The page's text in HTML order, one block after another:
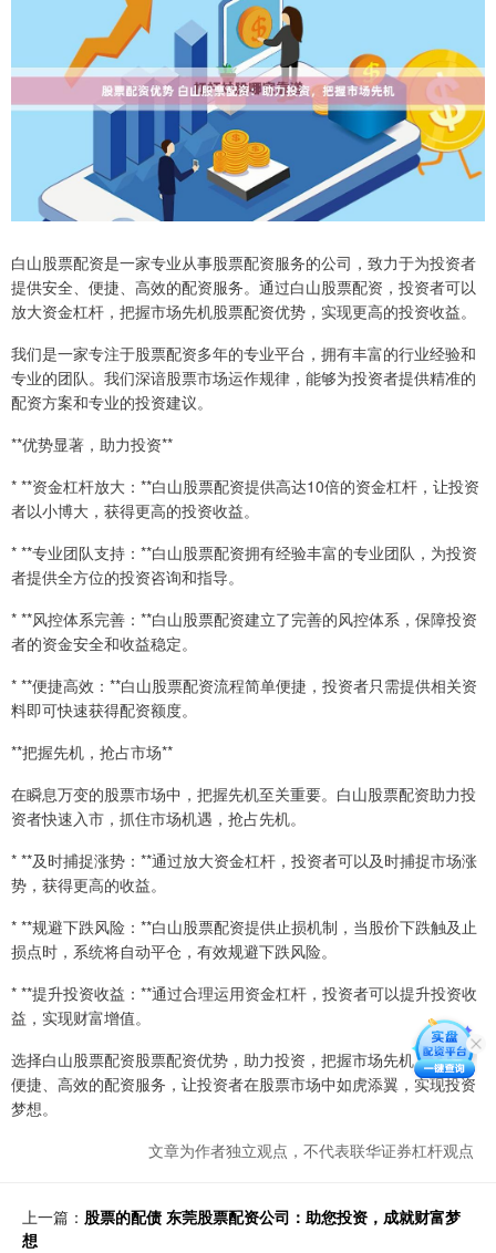
白山股票配资是一家专业从事股票配资服务的公司，致力于为投资者
提供安全、便捷、高效的配资服务。通过白山股票配资，投资者可以
放大资金杠杆，把握市场先机股票配资优势，实现更高的投资收益。
我们是一家专注于股票配资多年的专业平台，拥有丰富的行业经验和
专业的团队。我们深谙股票市场运作规律，能够为投资者提供精准的
配资方案和专业的投资建议。
**优势显著，助力投资**
* **资金杠杆放大：**白山股票配资提供高达10倍的资金杠杆，让投资
者以小博大，获得更高的投资收益。
* **专业团队支持：**白山股票配资拥有经验丰富的专业团队，为投资
者提供全方位的投资咨询和指导。
* **风控体系完善：**白山股票配资建立了完善的风控体系，保障投资
者的资金安全和收益稳定。
* **便捷高效：**白山股票配资流程简单便捷，投资者只需提供相关资
料即可快速获得配资额度。
**把握先机，抢占市场**
在瞬息万变的股票市场中，把握先机至关重要。白山股票配资助力投
资者快速入市，抓住市场机遇，抢占先机。
* **及时捕捉涨势：**通过放大资金杠杆，投资者可以及时捕捉市场涨
势，获得更高的收益。
* **规避下跌风险：**白山股票配资提供止损机制，当股价下跌触及止
损点时，系统将自动平仓，有效规避下跌风险。
* **提升投资收益：**通过合理运用资金杠杆，投资者可以提升投资收
益，实现财富增值。
选择白山股票配资股票配资优势，助力投资，把握市场先机。安全、
便捷、高效的配资服务，让投资者在股票市场中如虎添翼，实现投资
梦想。
文章为作者独立观点，不代表联华证券杠杆观点
上一篇： 股票的配债 东莞股票配资公司：助您投资，成就财富梦
想